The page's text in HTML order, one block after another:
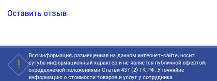
Оставить отзыв
Вся информация, размещенная на данном интернет-сайте, носит
сугубо информационный характер и не является публичной офертой,
определяемой положениями Статьи 437 (2) ГК РФ. Уточняйие
информацию о стоимости товаров и услуг у сотрудника.